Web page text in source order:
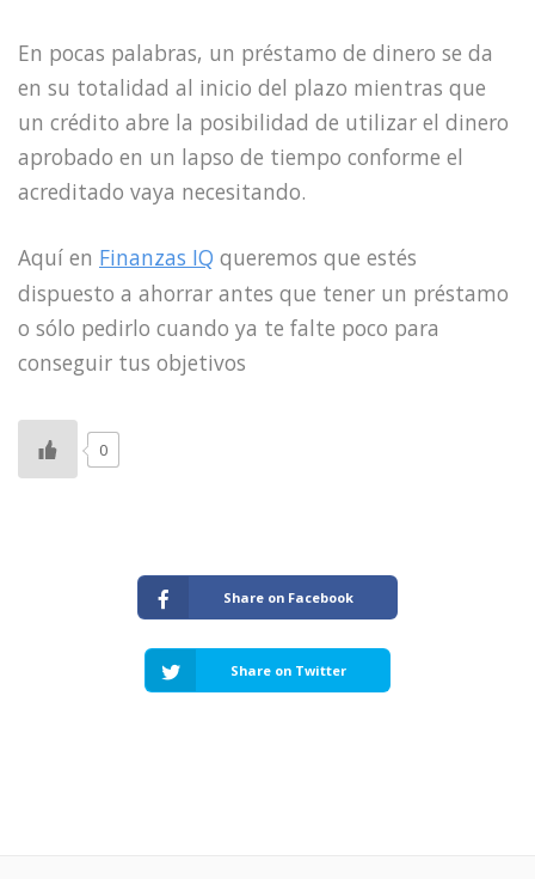
En pocas palabras, un préstamo de dinero se da
en su totalidad al inicio del plazo mientras que
un crédito abre la posibilidad de utilizar el dinero
aprobado en un lapso de tiempo conforme el
acreditado vaya necesitando.
Aquí en Finanzas IQ queremos que estés
dispuesto a ahorrar antes que tener un préstamo
o sólo pedirlo cuando ya te falte poco para
conseguir tus objetivos
0
Share on Facebook
Share on Twitter